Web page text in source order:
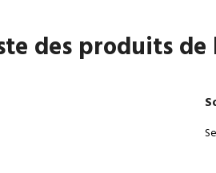
des produits